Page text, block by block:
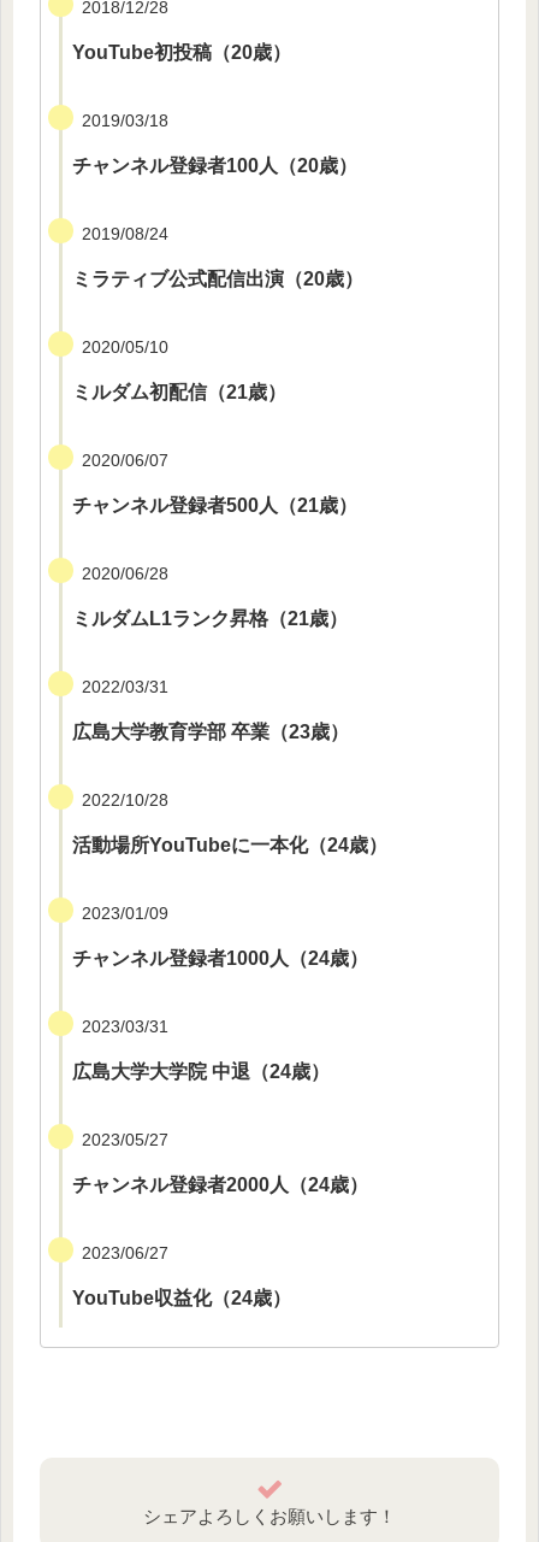
2018/12/28
YouTube初投稿（20歳）
2019/03/18
チャンネル登録者100人（20歳）
2019/08/24
ミラティブ公式配信出演（20歳）
2020/05/10
ミルダム初配信（21歳）
2020/06/07
チャンネル登録者500人（21歳）
2020/06/28
ミルダムL1ランク昇格（21歳）
2022/03/31
広島大学教育学部 卒業（23歳）
2022/10/28
活動場所YouTubeに一本化（24歳）
2023/01/09
チャンネル登録者1000人（24歳）
2023/03/31
広島大学大学院 中退（24歳）
2023/05/27
チャンネル登録者2000人（24歳）
2023/06/27
YouTube収益化（24歳）
シェアよろしくお願いします！